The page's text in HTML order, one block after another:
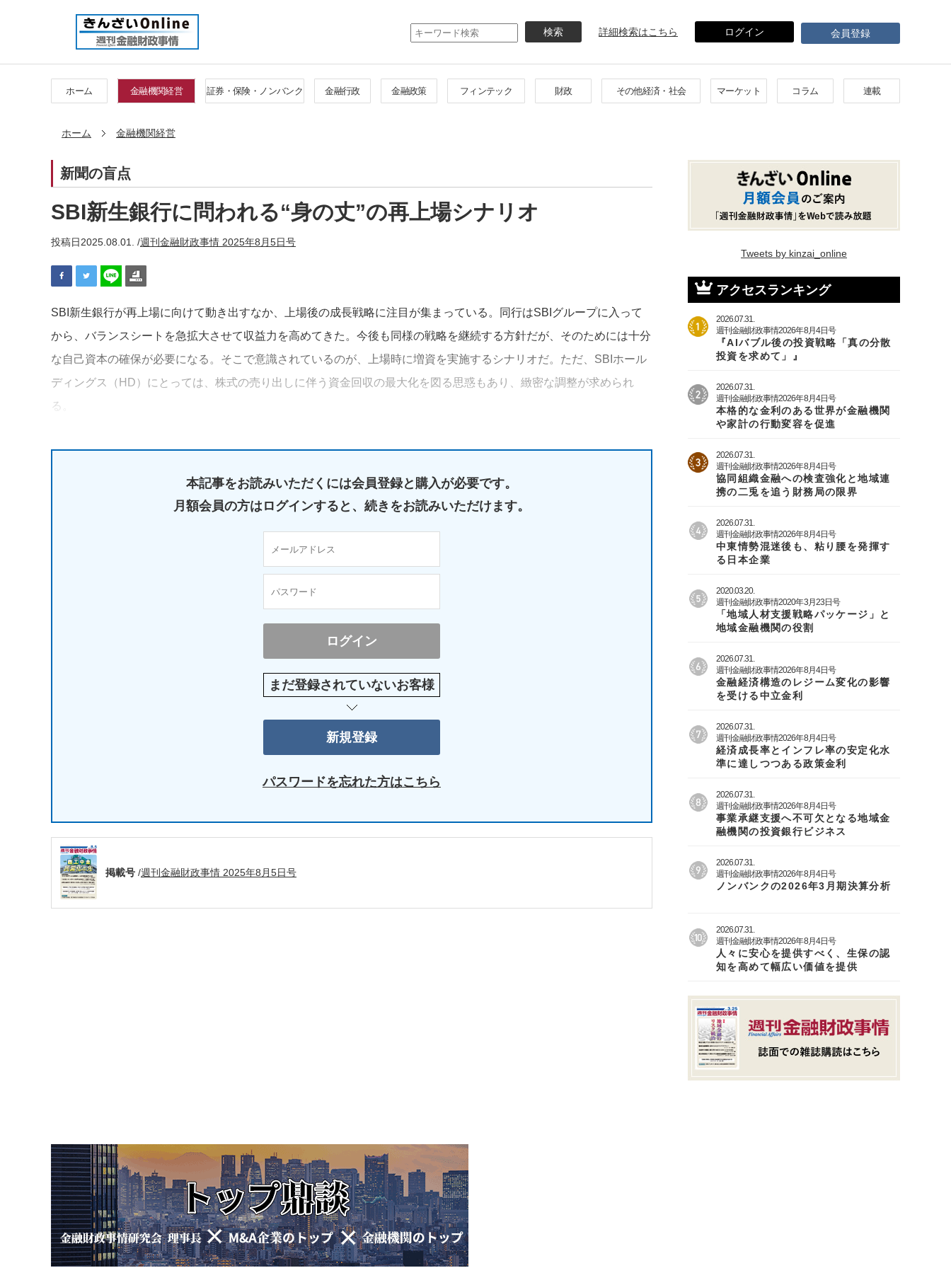
イ
ン
テ
ン
詳細検索はこちら ログイン 会員登録
ホーム 金融機関経営 証券・保険・ノンバンク 金融行政 金融政策 フィンテック 財政 その他経済・社会 マーケット コラム 連載
ホーム 金融機関経営
新聞の盲点
SBI新生銀行に問われる“身の丈”の再上場シナリオ
投稿日2025.08.01. /週刊金融財政事情 2025年8月5日号
SBI新生銀行が再上場に向けて動き出すなか、上場後の成長戦略に注目が集まっている。同行はSBIグループに入って
から、バランスシートを急拡大させて収益力を高めてきた。今後も同様の戦略を継続する方針だが、そのためには十分
な自己資本の確保が必要になる。そこで意識されているのが、上場時に増資を実施するシナリオだ。ただ、SBIホール
ディングス（HD）にとっては、株式の売り出しに伴う資金回収の最大化を図る思惑もあり、緻密な調整が求められ
る。
本記事をお読みいただくには会員登録と購入が必要です。
月額会員の方はログインすると、 続きをお読みいただけます。
まだ登録されていないお客様
パスワードを忘れた方はこちら
掲載号 /週刊金融財政事情 2025年8月5日号
Tweets by kinzai_online
アクセスランキング
2026.07.31.
週刊金融財政事情2026年8月4日号
『AIバブル後の投資戦略「真の分散
投資を求めて」』
2026.07.31.
週刊金融財政事情2026年8月4日号
本格的な金利のある世界が金融機関
や家計の行動変容を促進
2026.07.31.
週刊金融財政事情2026年8月4日号
協同組織金融への検査強化と地域連
携の二兎を追う財務局の限界
2026.07.31.
週刊金融財政事情2026年8月4日号
中東情勢混迷後も、粘り腰を発揮す
る日本企業
2020.03.20.
週刊金融財政事情2020年3月23日号
「地域人材支援戦略パッケージ」と
地域金融機関の役割
2026.07.31.
週刊金融財政事情2026年8月4日号
金融経済構造のレジーム変化の影響
を受ける中立金利
2026.07.31.
週刊金融財政事情2026年8月4日号
経済成長率とインフレ率の安定化水
準に達しつつある政策金利
2026.07.31.
週刊金融財政事情2026年8月4日号
事業承継支援へ不可欠となる地域金
融機関の投資銀行ビジネス
2026.07.31.
週刊金融財政事情2026年8月4日号
ノンバンクの2026年3月期決算分析
2026.07.31.
週刊金融財政事情2026年8月4日号
人々に安心を提供すべく、生保の認
知を高めて幅広い価値を提供